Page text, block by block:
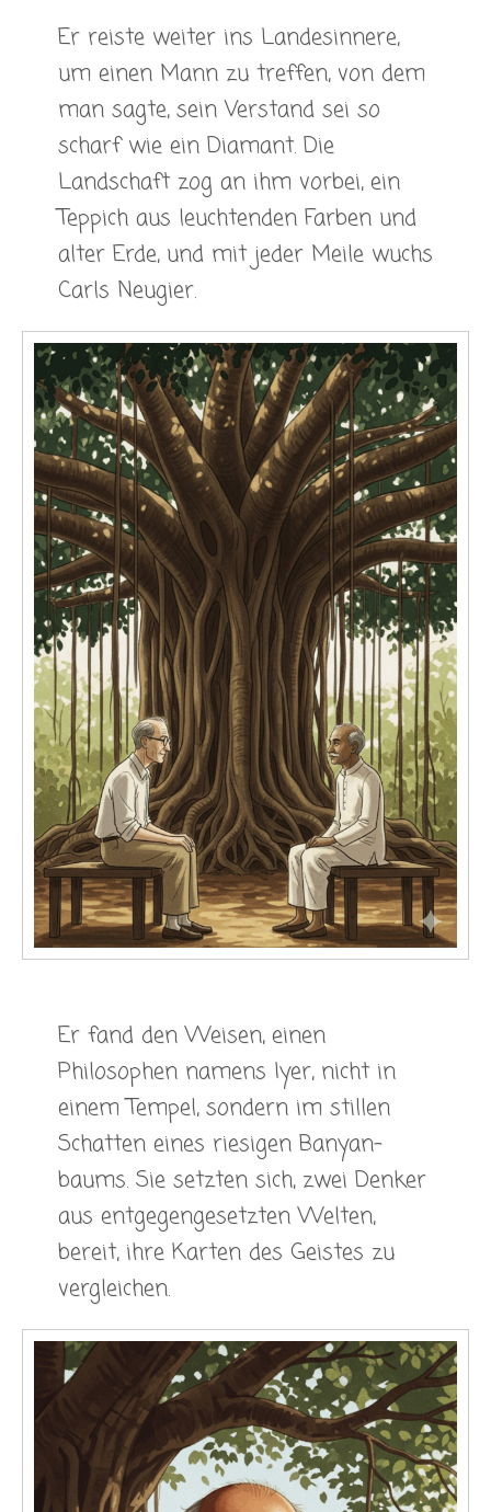
Er reiste weiter ins Landesinnere,
um einen Mann zu treffen, von dem
man sagte, sein Verstand sei so
scharf wie ein Diamant. Die
Landschaft zog an ihm vorbei, ein
Teppich aus leuchtenden Farben und
alter Erde, und mit jeder Meile wuchs
Carls Neugier.
Er fand den Weisen, einen
Philosophen namens Iyer, nicht in
einem Tempel, sondern im stillen
Schatten eines riesigen Banyan-
baums. Sie setzten sich, zwei Denker
aus entgegengesetzten Welten,
bereit, ihre Karten des Geistes zu
vergleichen.